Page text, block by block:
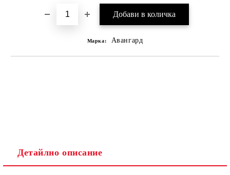
Марка: Авангард
Детайлно описание